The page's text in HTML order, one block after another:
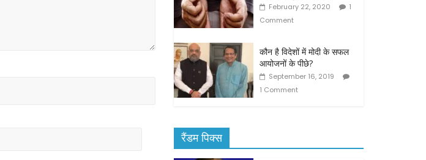
February 22, 2020
1
Comment
कौन है विदेशों में मोदी के सफल
आयोजनों के पीछे?
September 16, 2019
1 Comment
रैंडम पिक्स